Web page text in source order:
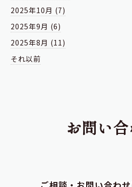
2025年10月 (7)
2025年9月 (6)
2025年8月 (11)
それ以前
お問い